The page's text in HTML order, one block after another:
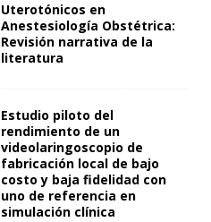
Uterotónicos en
Anestesiología Obstétrica:
Revisión narrativa de la
literatura
Estudio piloto del
rendimiento de un
videolaringoscopio de
fabricación local de bajo
costo y baja fidelidad con
uno de referencia en
simulación clínica